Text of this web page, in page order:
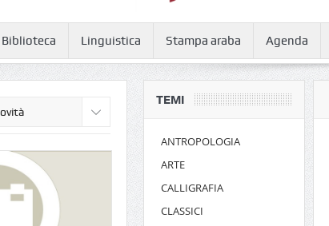
Biblioteca Linguistica Stampa araba Agenda
TEMI
ANTROPOLOGIA
ARTE
CALLIGRAFIA
CLASSICI